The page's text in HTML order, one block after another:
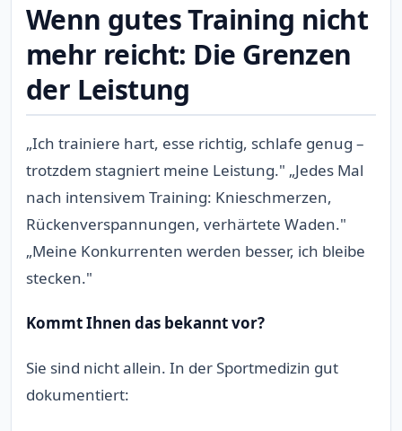
Wenn gutes Training nicht
mehr reicht: Die Grenzen
der Leistung
„Ich trainiere hart, esse richtig, schlafe genug –
trotzdem stagniert meine Leistung." „Jedes Mal
nach intensivem Training: Knieschmerzen,
Rückenverspannungen, verhärtete Waden."
„Meine Konkurrenten werden besser, ich bleibe
stecken."
Kommt Ihnen das bekannt vor?
Sie sind nicht allein. In der Sportmedizin gut
dokumentiert: